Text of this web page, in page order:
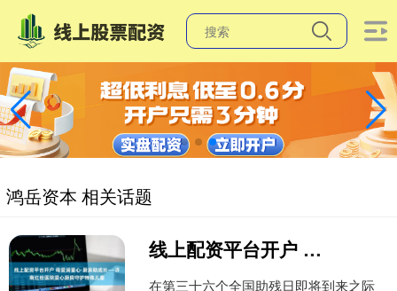
鸿岳资本 相关话题
线上配资平台开户 母爱润童心·厨房助成长——济南红绘医院爱心厨房守护特殊儿童
在第三十六个全国助残日即将到来之际